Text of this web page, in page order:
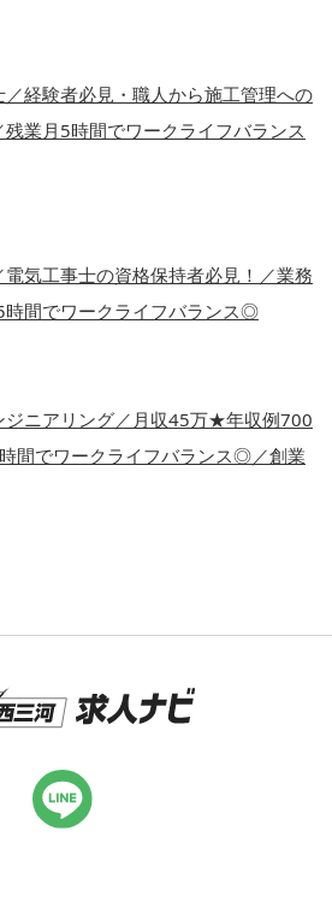
／経験者必見・職人から施工管理への
業月5時間でワークライフバランス
電気工事士の資格保持者必見！／業務
時間でワークライフバランス◎
ジニアリング／月収45万★年収例700
間でワークライフバランス◎／創業